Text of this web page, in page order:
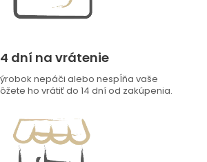
dní na vrátenie
nepáči alebo nespĺňa vaše
ho vrátiť do 14 dní od zakúpenia.